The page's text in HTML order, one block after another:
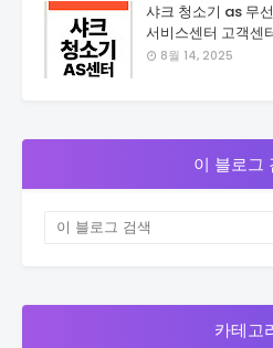
샤크 청소기 as 무
서비스센터 고객센
8월 14, 2025
이 블로그
카테고